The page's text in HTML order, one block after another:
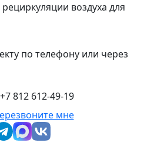
воздуха для
по телефону или через
+7 812 612-49-19
мне